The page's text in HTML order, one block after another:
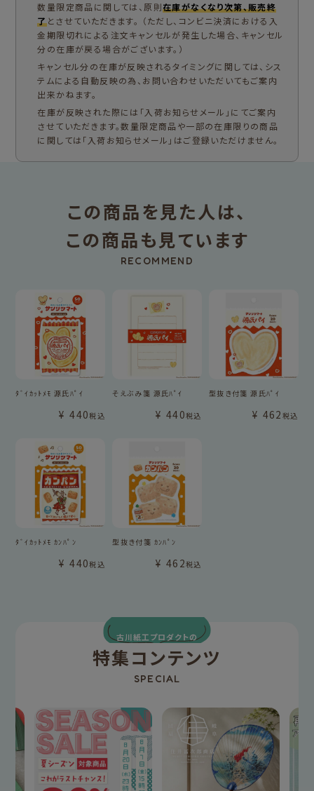
数量限定商品に関しては、原則在庫がなくなり次第、販売終
了とさせていただきます。 （ただし、コンビニ決済における入
金期限切れによる注文キャンセルが発生した場合、キャンセル
分の在庫が戻る場合がございます。）
キャンセル分の在庫が反映されるタイミングに関しては、シス
テムによる自動反映の為、お問い合わせいただいてもご案内
出来かねます。
在庫が反映された際には「入荷お知らせメール」にてご案内
させていただきます。数量限定商品や一部の在庫限りの商品
に関しては「入荷お知らせメール」はご登録いただけません。
この商品を見た人は、
この商品も見ています
RECOMMEND
ﾀﾞｲｶｯﾄﾒﾓ 源氏ﾊﾟｲ
¥ 440税込
そえぶみ箋 源氏ﾊﾟｲ
¥ 440税込
型抜き付箋 源氏ﾊﾟｲ
¥ 462 税込
ﾀﾞｲｶｯﾄﾒﾓ ｶﾝﾊﾟﾝ
¥ 440税込
型抜き付箋 ｶﾝﾊﾟﾝ
¥ 462税込
古川紙工プロダクトの
特集コンテンツ
SPECIAL